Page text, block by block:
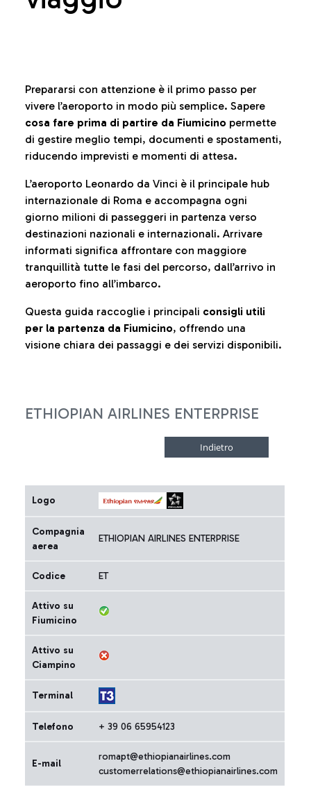
Prepararsi con attenzione è il primo passo per
vivere l’aeroporto in modo più semplice. Sapere
cosa fare prima di partire da Fiumicino permette
di gestire meglio tempi, documenti e spostamenti,
riducendo imprevisti e momenti di attesa.
L’aeroporto Leonardo da Vinci è il principale hub
internazionale di Roma e accompagna ogni
giorno milioni di passeggeri in partenza verso
destinazioni nazionali e internazionali. Arrivare
informati significa affrontare con maggiore
tranquillità tutte le fasi del percorso, dall’arrivo in
aeroporto fino all’imbarco.
Questa guida raccoglie i principali consigli utili
per la partenza da Fiumicino, offrendo una
visione chiara dei passaggi e dei servizi disponibili.
ETHIOPIAN AIRLINES ENTERPRISE
Logo
Compagnia
aerea
ETHIOPIAN AIRLINES ENTERPRISE
Codice ET
Attivo su
Fiumicino
Attivo su
Ciampino
Terminal
Telefono + 39 06 65954123
E-mail
romapt@ethiopianairlines.com
customerrelations@ethiopianairlines.com